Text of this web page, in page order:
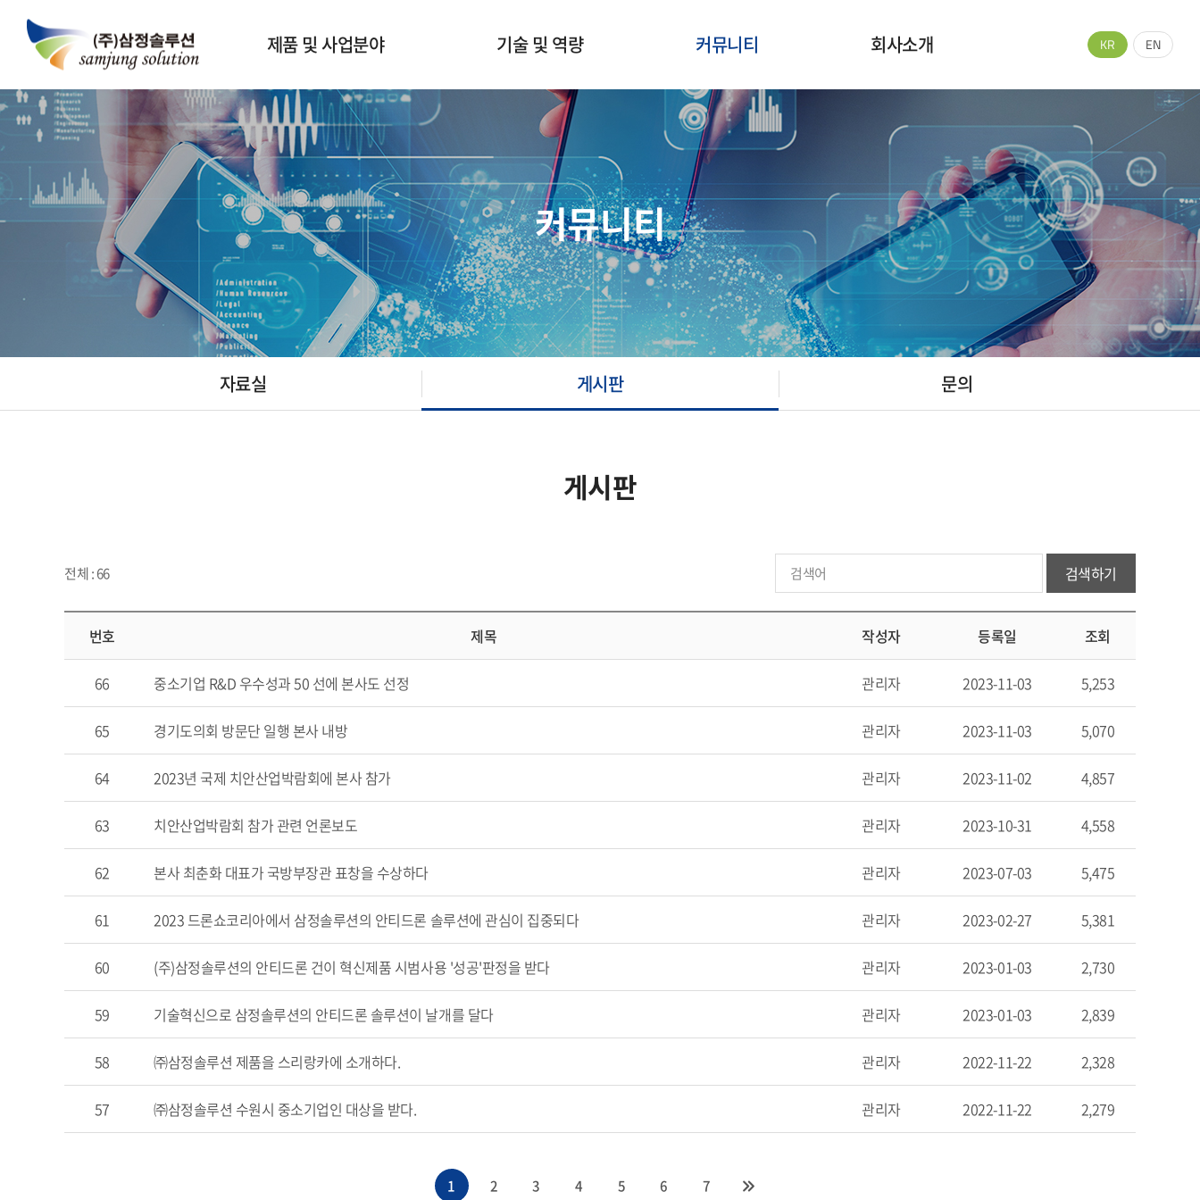
KR EN
제품 및 사업분야
안티드론시스템
재밍시스템
정보통신분야
기술 및 역량
인증 및 특허
커뮤니티
자료실
게시판
문의
회사소개
회사소개
CI&BI
주요고객사
오시는 길
커뮤니티
자료실 게시판 문의
게시판
전체 : 66 검색하기
번호 제목 작성자 등록일 조회
66 중소기업 R&D 우수성과 50 선에 본사도 선정 관리자 2023-11-03 5,253
65 경기도의회 방문단 일행 본사 내방 관리자 2023-11-03 5,070
64 2023년 국제 치안산업박람회에 본사 참가 관리자 2023-11-02 4,857
63 치안산업박람회 참가 관련 언론보도 관리자 2023-10-31 4,558
62 본사 최춘화 대표가 국방부장관 표창을 수상하다 관리자 2023-07-03 5,475
61 2023 드론쇼코리아에서 삼정솔루션의 안티드론 솔루션에 관심이 집중되다 관리자 2023-02-27 5,381
60 (주)삼정솔루션의 안티드론 건이 혁신제품 시범사용 '성공'판정을 받다 관리자 2023-01-03 2,730
59 기술혁신으로 삼정솔루션의 안티드론 솔루션이 날개를 달다 관리자 2023-01-03 2,839
58 ㈜삼정솔루션 제품을 스리랑카에 소개하다. 관리자 2022-11-22 2,328
57 ㈜삼정솔루션 수원시 중소기업인 대상을 받다. 관리자 2022-11-22 2,279
1 2 3 4 5 6 7